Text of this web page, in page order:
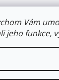
Vám
jeho funkce,